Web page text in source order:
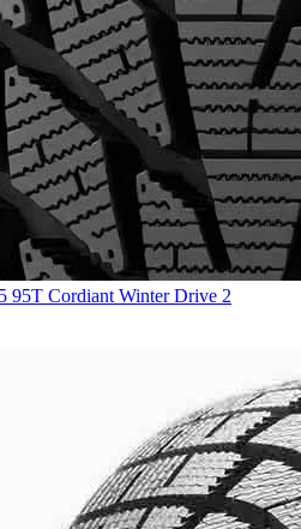
Cordiant Winter Drive 2